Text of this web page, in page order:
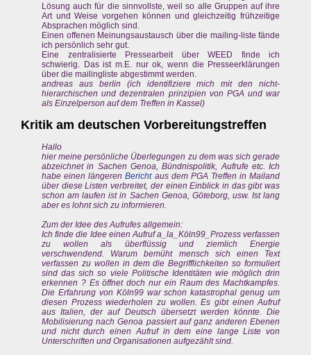
Lösung auch für die sinnvollste, weil so alle Gruppen auf ihre
Art und Weise vorgehen können und gleichzeitig frühzeitige
Absprachen möglich sind.
Einen offenen Meinungsaustausch über die mailing-liste fände
ich persönlich sehr gut.
Eine zentralisierte Pressearbeit über WEED finde ich
schwierig. Das ist m.E. nur ok, wenn die Presseerklärungen
über die mailingliste abgestimmt werden.
andreas aus berlin (ich identifiziere mich mit den nicht-
hierarchischen und dezentralen prinzipien von PGA und war
als Einzelperson auf dem Treffen in Kassel)
Kritik am deutschen Vorbereitungstreffen
Hallo
hier meine persönliche Überlegungen zu dem was sich gerade
abzeichnet in Sachen Genoa, Bündnispolitik, Aufrufe etc. Ich
habe einen längerenBerichtaus dem PGA Treffen in Mailand
über diese Listen verbreitet, der einen Einblick in das gibt was
schon am laufen ist in Sachen Genoa, Göteborg, usw. Ist lang
aber es lohnt sich zu informieren.
Zum der Idee des Aufrufes allgemein:
Ich finde die Idee einen Aufruf a_la_Köln99_Prozess verfassen
zu wollen als überflüssig und ziemlich Energie
verschwendend. Warum bemüht mensch sich einen Text
verfassen zu wollen in dem die Begrifflichkeiten so formuliert
sind das sich so viele Politische Identitäten wie möglich drin
erkennen ? Es öffnet doch nur ein Raum des Machtkampfes.
Die Erfahrung von Köln99 war schon katastrophal genug um
diesen Prozess wiederholen zu wollen. Es gibt einen Aufruf
aus Italien, der auf Deutsch übersetzt werden könnte. Die
Mobilisierung nach Genoa passiert auf ganz anderen Ebenen
und nicht durch einen Aufruf in dem eine lange Liste von
Unterschriften und Organisationen aufgezählt sind.